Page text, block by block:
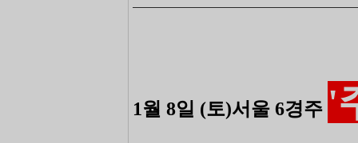
1월 8일 (토)서울 6경주 '